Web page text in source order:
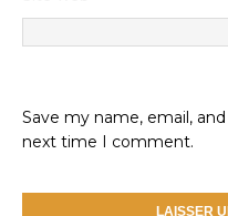
Save my name, email,
next time I comment.